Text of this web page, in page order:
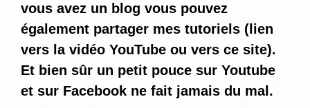
vous avez un blog vous pouvez
également partager mes tutoriels (lien
vers la vidéo YouTube ou vers ce site).
Et bien sûr un petit pouce sur Youtube
et sur Facebook ne fait jamais du mal.